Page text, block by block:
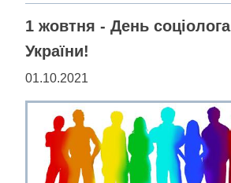
1 жовтня - День соціолога
України!
01.10.2021